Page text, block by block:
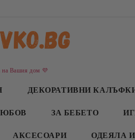
на Вашия дом 💜
ДЕКОРАТИВНИ
ЗА БЕБЕТО
АКСЕСОАРИ ОДЕЯЛА